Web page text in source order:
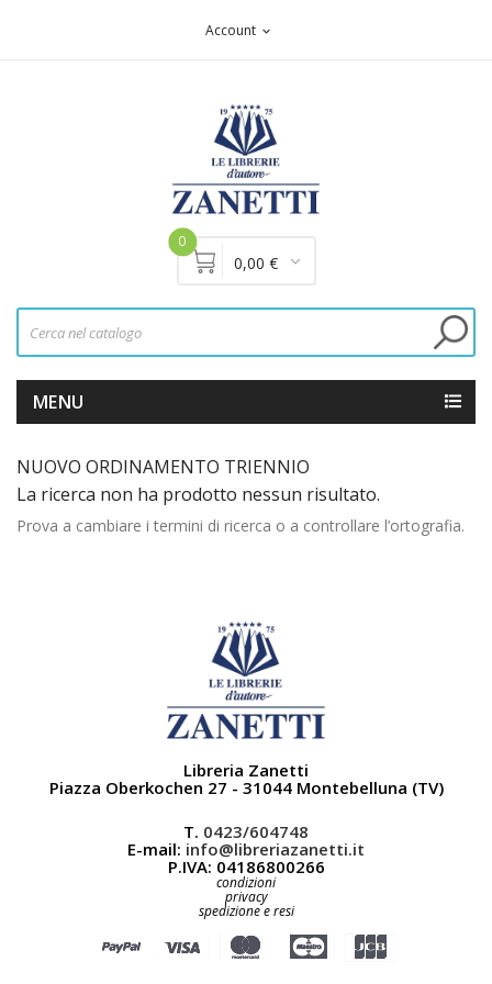
Account expand_more
0
0,00 €
MENU
NUOVO ORDINAMENTO TRIENNIO
La ricerca non ha prodotto nessun risultato.
Prova a cambiare i termini di ricerca o a controllare l’ortografia.
Libreria Zanetti
Piazza Oberkochen 27 - 31044 Montebelluna (TV)
T. 0423/604748
E-mail: info@libreriazanetti.it
P.IVA: 04186800266
condizioni
privacy
spedizione e resi